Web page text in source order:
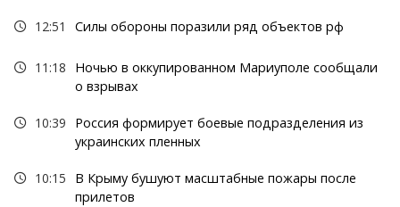
12:51 Силы обороны поразили ряд объектов рф
11:18
Ночью в оккупированном Мариуполе сообщали
о взрывах
10:39
Россия формирует боевые подразделения из
украинских пленных
10:15
В Крыму бушуют масштабные пожары после
прилетов